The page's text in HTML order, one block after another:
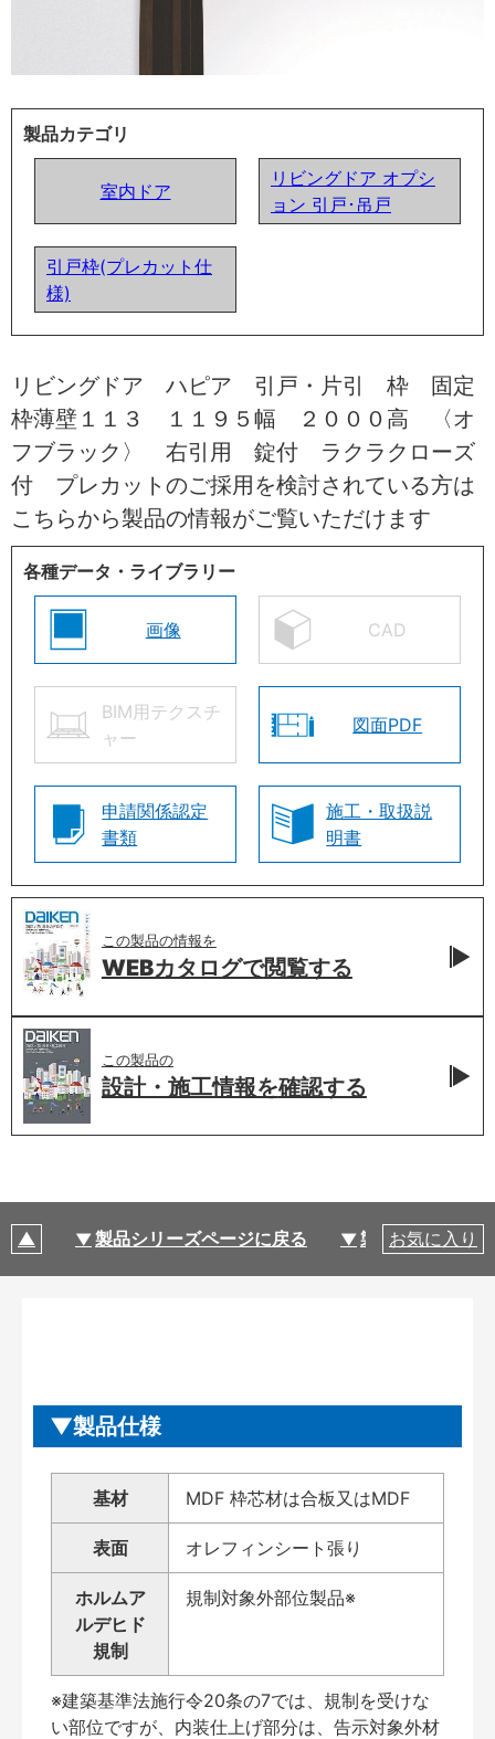
製品カテゴリ
室内ドア
リビングドア オプシ
ョン 引戸･吊戸
引戸枠(プレカット仕
様)
リビングドア ハピア 引戸・片引 枠 固定
枠薄壁１１３ １１９５幅 ２０００高 〈オ
フブラック〉 右引用 錠付 ラクラクローズ
付 プレカットのご採用を検討されている方は
こちらから製品の情報がご覧いただけます
各種データ・ライブラリー
画像 CAD
BIM用テクスチ
ャー
図面PDF
申請関係認定
書類
施工・取扱説
明書
この製品の情報を
WEBカタログで閲覧する
この製品の
設計・施工情報を確認する
製品シリーズページに戻る 製品仕様
お気に入り
製品仕様
基材 MDF 枠芯材は合板又はMDF
表面 オレフィンシート張り
ホルムア
ルデヒド
規制
規制対象外部位製品※
※建築基準法施行令20条の7では、規制を受けな
い部位ですが、内装仕上げ部分は、告示対象外材